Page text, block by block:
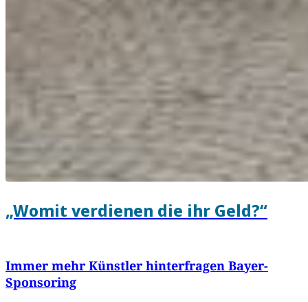
„Womit verdienen die ihr Geld?“
Immer mehr Künstler hinterfragen Bayer-
Sponsoring